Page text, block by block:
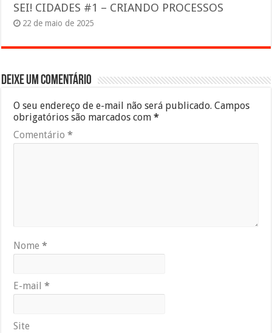
SEI! CIDADES #1 – CRIANDO PROCESSOS
22 de maio de 2025
Deixe um comentário
O seu endereço de e-mail não será publicado. Campos
obrigatórios são marcados com*
Comentário*
Nome*
E-mail*
Site